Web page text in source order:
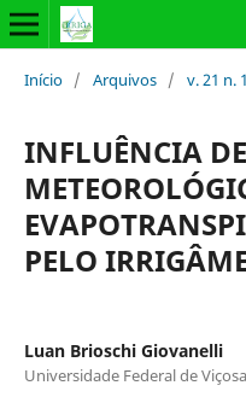
Início / Arquivos / v. 21 n.
INFLUÊNCIA
PELO
Luan Brioschi Giovanelli
Universidade Federal de